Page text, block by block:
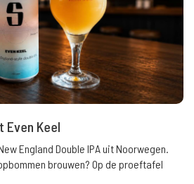
Keel
England Double IPA uit Noorwegen.
brouwen? Op de proeftafel